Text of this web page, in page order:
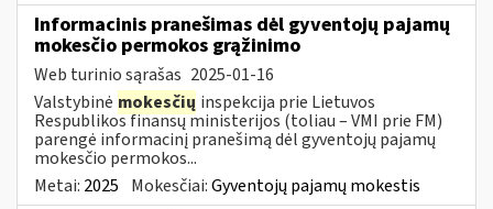
Informacinis pranešimas dėl gyventojų pajamų
mokesčio permokos grąžinimo
Web turinio sąrašas 2025-01-16
Valstybinė mokesčių inspekcija prie Lietuvos
Respublikos finansų ministerijos (toliau – VMI prie FM)
parengė informacinį pranešimą dėl gyventojų pajamų
mokesčio permokos...
Metai: 2025 Mokesčiai:Gyventojų pajamų mokestis